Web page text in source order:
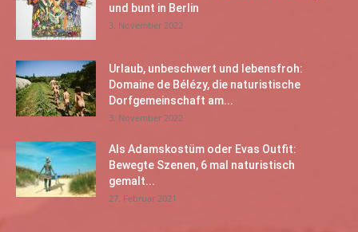
und bunt in Berlin
3. November 2022
Urlaub, unbeschwert und lebensfroh:
Domaine de Bélézy, die naturistische
Dorfgemeinschaft am...
3. November 2022
Als Adamskostüm oder Evas Outfit:
Bewegte Szenen, 6 mal naturistisch
gemalt...
27. Februar 2021